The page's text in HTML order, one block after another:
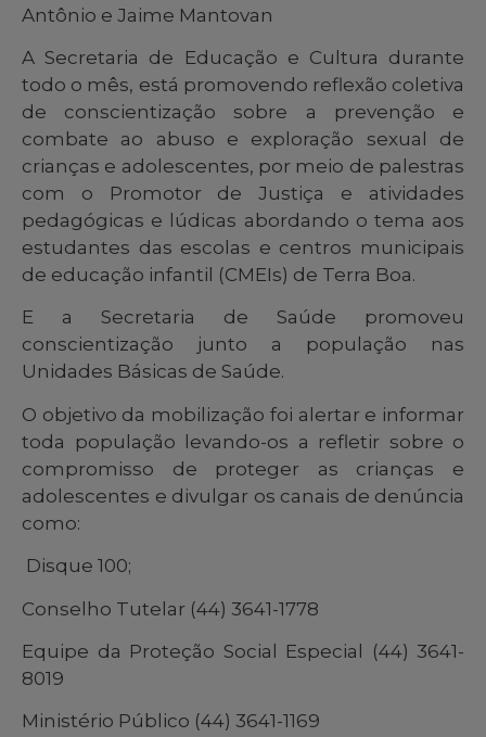
Antônio e Jaime Mantovan
A Secretaria de Educação e Cultura durante
todo o mês, está promovendo reflexão coletiva
de conscientização sobre a prevenção e
combate ao abuso e exploração sexual de
crianças e adolescentes, por meio de palestras
com o Promotor de Justiça e atividades
pedagógicas e lúdicas abordando o tema aos
estudantes das escolas e centros municipais
de educação infantil (CMEIs) de Terra Boa.
E a Secretaria de Saúde promoveu
conscientização junto a população nas
Unidades Básicas de Saúde.
O objetivo da mobilização foi alertar e informar
toda população levando-os a refletir sobre o
compromisso de proteger as crianças e
adolescentes e divulgar os canais de denúncia
como:
Disque 100;
Conselho Tutelar (44) 3641-1778
Equipe da Proteção Social Especial (44) 3641-
8019
Ministério Público (44) 3641-1169